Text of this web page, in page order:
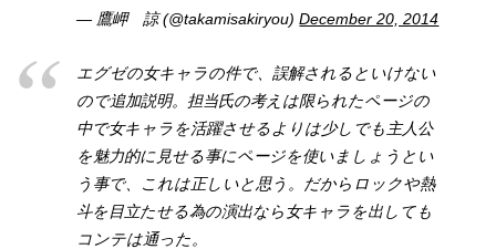
— 鷹岬 諒 (@takamisakiryou)December 20, 2014
エグゼの女キャラの件で、誤解されるといけない
ので追加説明。担当氏の考えは限られたページの
中で女キャラを活躍させるよりは少しでも主人公
を魅力的に見せる事にページを使いましょうとい
う事で、これは正しいと思う。だからロックや熱
斗を目立たせる為の演出なら女キャラを出しても
コンテは通った。